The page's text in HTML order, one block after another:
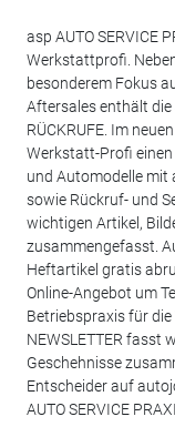
asp AUTO SERVICE
Werkstattprofi.
besonderem Fokus
Aftersales enthält die
RÜCKRUFE. Im
Werkstatt-Profi
und Automodelle mit
sowie Rückruf- und
wichtigen Artikel,
zusammengefasst.
Heftartikel gratis
Online-Angebot um
Betriebspraxis für
NEWSLETTER fasst
Geschehnisse
Entscheider auf
AUTO SERVICE